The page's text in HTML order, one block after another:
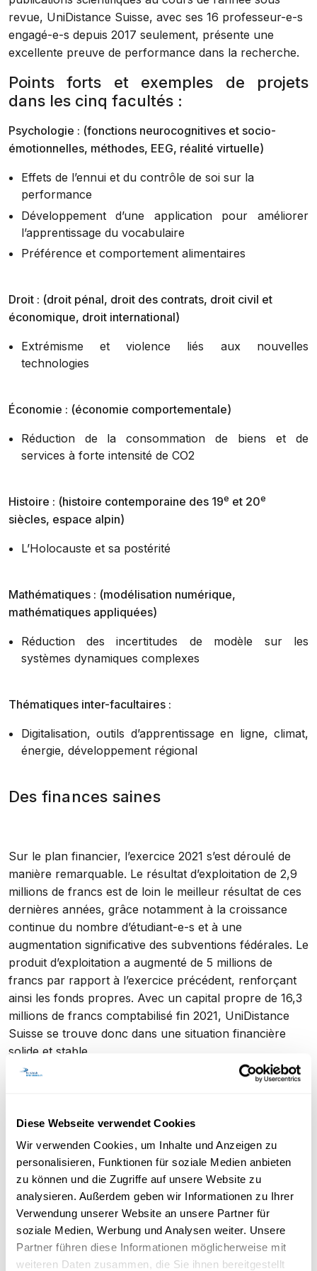
Diese Webseite verwendet Cookies
Wir verwenden Cookies, um Inhalte und Anzeigen zu
personalisieren, Funktionen für soziale Medien anbieten
zu können und die Zugriffe auf unsere Website zu
analysieren. Außerdem geben wir Informationen zu Ihrer
Verwendung unserer Website an unsere Partner für
soziale Medien, Werbung und Analysen weiter. Unsere
Partner führen diese Informationen möglicherweise mit
weiteren Daten zusammen, die Sie ihnen bereitgestellt
revue, UniDistance Suisse, avec ses 16 professeur-e-s
engagé-e-s depuis 2017 seulement, présente une
excellente preuve de performance dans la recherche.
Points forts et exemples de projets
dans les cinq facultés :
Psychologie : (fonctions neurocognitives et socio-
émotionnelles, méthodes, EEG, réalité virtuelle)
Effets de l’ennui et du contrôle de soi sur la
performance
Développement d’une application pour améliorer
l’apprentissage du vocabulaire
Préférence et comportement alimentaires
Droit : (droit pénal, droit des contrats, droit civil et
économique, droit international)
Extrémisme et violence liés aux nouvelles
technologies
Économie : (économie comportementale)
Réduction de la consommation de biens et de
services à forte intensité de CO2
Histoire : (histoire contemporaine des 19e et 20e
siècles, espace alpin)
L’Holocauste et sa postérité
Mathématiques : (modélisation numérique,
mathématiques appliquées)
Réduction des incertitudes de modèle sur les
systèmes dynamiques complexes
Thématiques inter-facultaires :
Digitalisation, outils d’apprentissage en ligne, climat,
énergie, développement régional
Des finances saines
Sur le plan financier, l’exercice 2021 s’est déroulé de
manière remarquable. Le résultat d’exploitation de 2,9
millions de francs est de loin le meilleur résultat de ces
dernières années, grâce notamment à la croissance
continue du nombre d’étudiant-e-s et à une
augmentation significative des subventions fédérales. Le
produit d’exploitation a augmenté de 5 millions de
francs par rapport à l’exercice précédent, renforçant
ainsi les fonds propres. Avec un capital propre de 16,3
millions de francs comptabilisé fin 2021, UniDistance
Suisse se trouve donc dans une situation financière
solide et stable.
CHF
Produit
d’exploitation
17.2 18.8 20.5 22.7 27.7
Charges
d’exploitation
15.3 17.6 20.2 22.7 24.8
Résultat
d’exploitation
1.9 1.3 0.3 0.0 2.9